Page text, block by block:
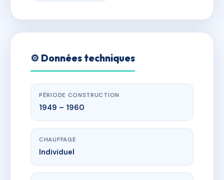
⚙️ Données techniques
PÉRIODE CONSTRUCTION
1949 – 1960
CHAUFFAGE
Individuel